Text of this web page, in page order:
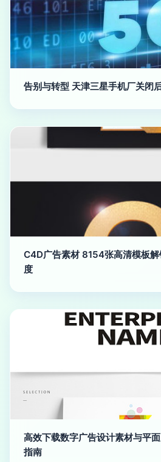
告别与转型 天津三星手机厂关闭
C4D广告素材 8154张高清模板
度
高效下载数字广告设计素材与平
指南